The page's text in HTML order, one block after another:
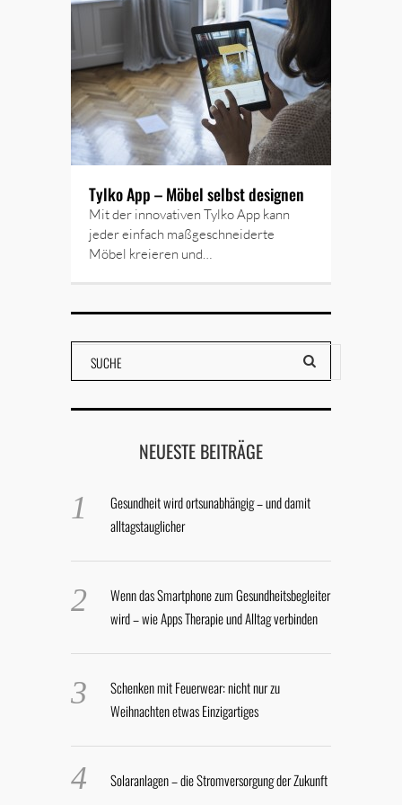
Tylko App – Möbel selbst designen
Mit der innovativen Tylko App kann
jeder einfach maßgeschnei­derte
Möbel kreieren und…
NEUESTE BEITRÄGE
Gesundheit wird ortsunabhängig – und damit
alltagstauglicher
Wenn das Smartphone zum Gesundheitsbegleiter
wird – wie Apps Therapie und Alltag verbinden
Schenken mit Feuerwear: nicht nur zu
Weihnachten etwas Einzigartiges
Solaranlagen – die Stromversorgung der Zukunft